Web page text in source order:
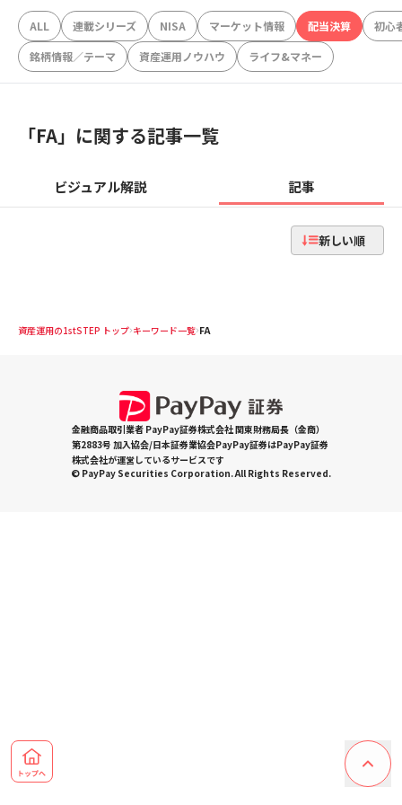
ALL 連載シリーズ NISA マーケット情報 配当決算
初心
銘柄情報／テーマ
資産運用ノウハウ ライフ&マネー
「FA」に関する記事一覧
ビジュアル解説 記事
新しい順
資産運用の1stSTEP トップ キーワード一覧 FA
金融商品取引業者 PayPay証券株式会社 関東財務局長（金商）
第2883号 加入協会/日本証券業協会PayPay証券はPayPay証券
株式会社が運営しているサービスです
© PayPay Securities Corporation. All Rights Reserved.